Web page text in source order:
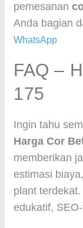
pemesanan
Anda bagian
WhatsApp
FAQ –
175
Ingin tahu
Harga Cor
memberikan
estimasi
plant
edukatif,